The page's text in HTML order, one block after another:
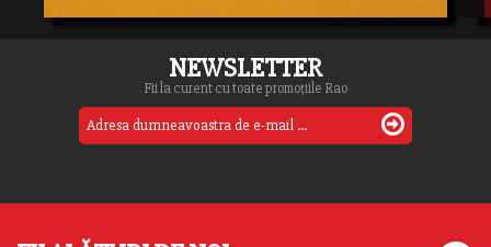
NEWSLETTER
Fii la curent cu toate promoțiile Rao